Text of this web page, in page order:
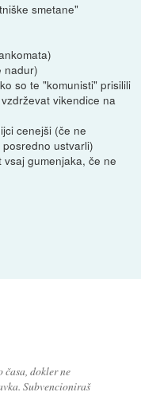
smetane"
nadur)
so te "komunisti" prisilili
vikendice na
cenejši (če ne
ustvarli)
gumenjaka, če ne
časa, dokler ne
Subvencioniraš